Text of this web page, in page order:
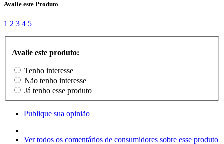
Avalie este Produto
1 2 3 4 5
Avalie este produto:
Tenho interesse
Não tenho interesse
Já tenho esse produto
Publique sua opinião
Ver todos os comentários de consumidores sobre esse produto